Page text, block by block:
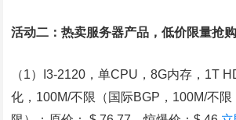
活动二：热卖服务器产品，低价限量抢
（1）I3-2120，单CPU，8G内存，1T
化，100M/不限（国际BGP，100M/不限